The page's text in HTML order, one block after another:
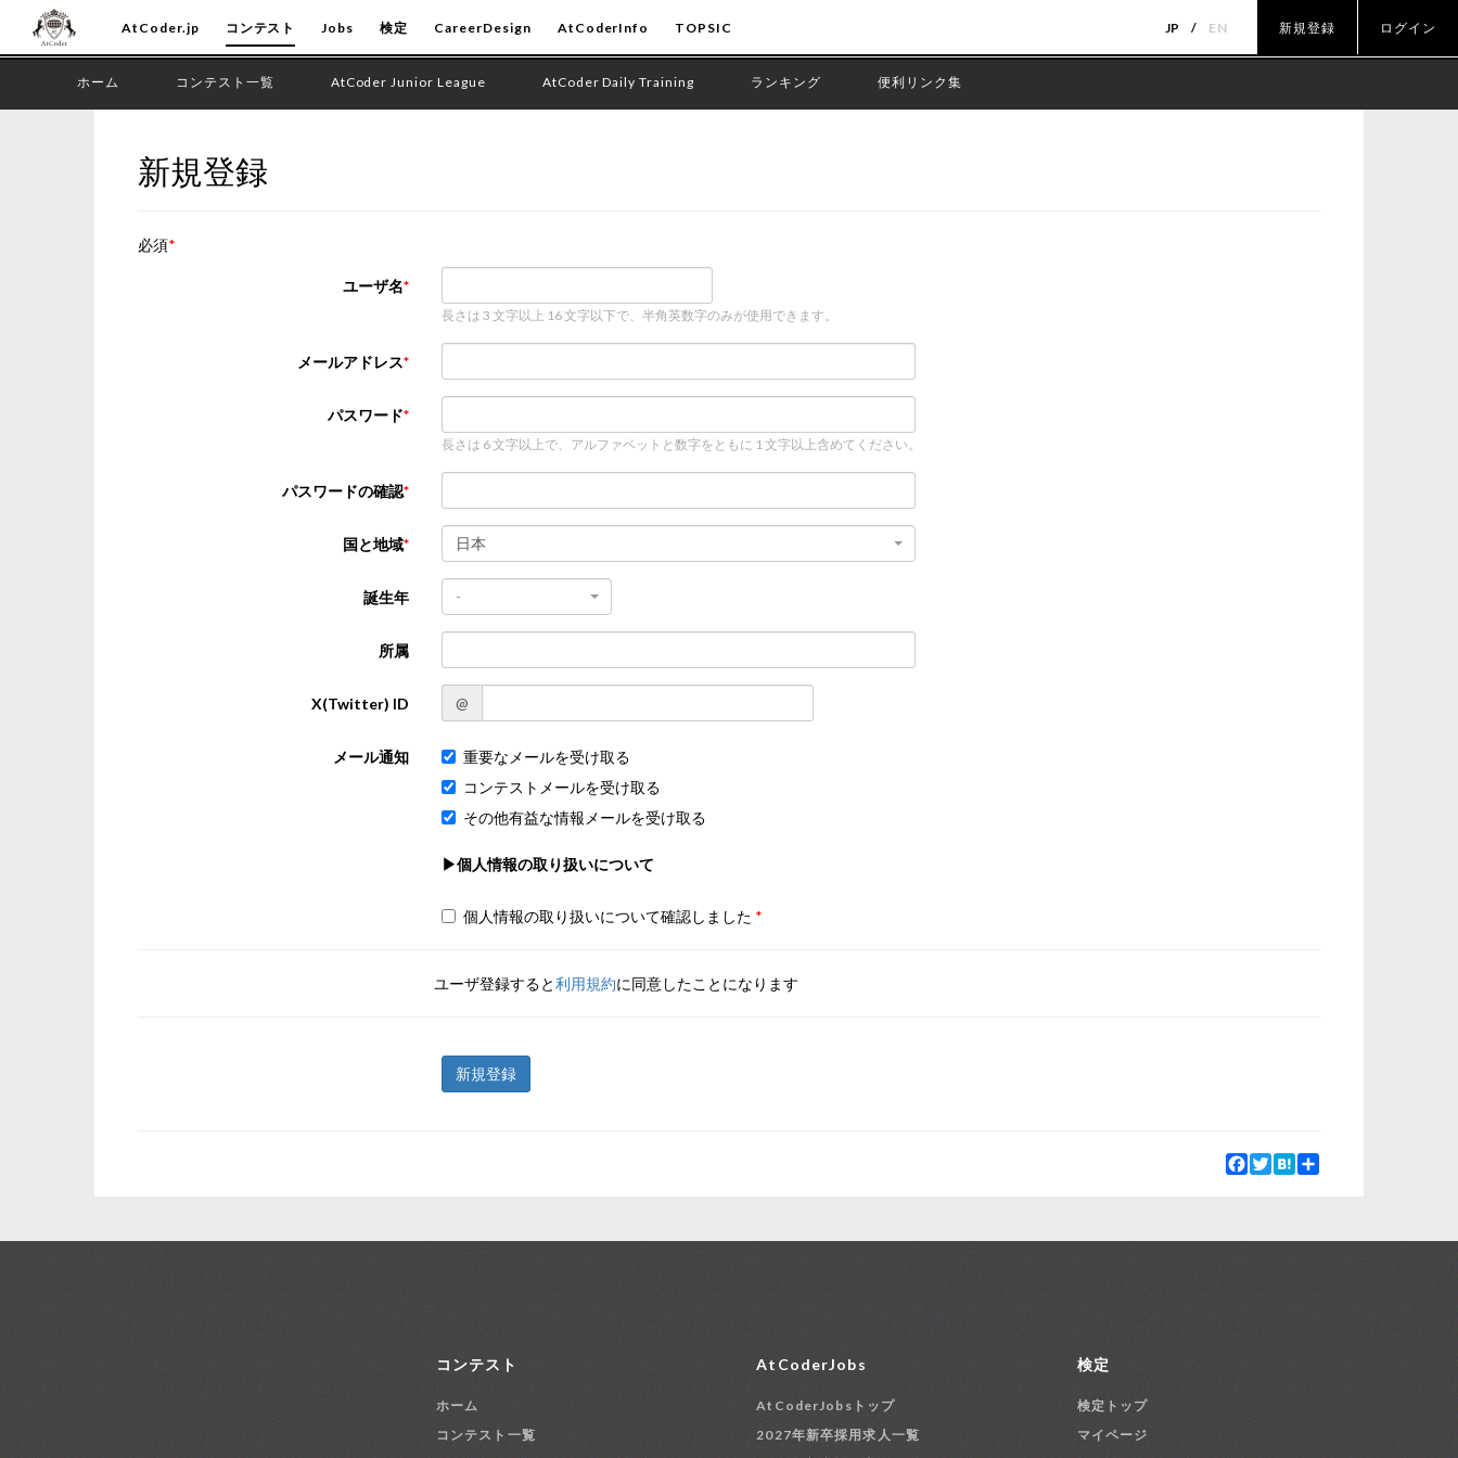
AtCoder.jp コンテスト Jobs 検定 CareerDesign AtCoderInfo TOPSIC JP EN 新規登録 ログイン
ホーム コンテスト一覧 AtCoder Junior League AtCoder Daily Training ランキング 便利リンク集
新規登録
必須
ユーザ名
長さは 3 文字以上 16 文字以下で、半角英数字のみが使用できます。
メールアドレス
パスワード
長さは 6 文字以上で、アルファベットと数字をともに 1 文字以上含めてください。
パスワードの確認
国と地域 日本
誕生年 -
所属
X(Twitter) ID @
メール通知
重要なメールを受け取る
コンテストメールを受け取る
その他有益な情報メールを受け取る
▶個人情報の取り扱いについて
個人情報の取り扱いについて確認しました
ユーザ登録すると利用規約に同意したことになります
新規登録
Facebook
Twitter
Hatena
コンテスト
ホーム
コンテスト一覧
AtCoderJobs
AtCoderJobsトップ
2027年新卒採用求人一覧
検定
検定トップ
マイページ